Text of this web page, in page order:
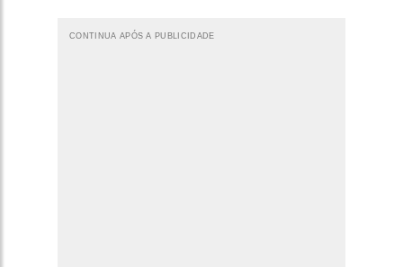
CONTINUA APÓS A PUBLICIDADE